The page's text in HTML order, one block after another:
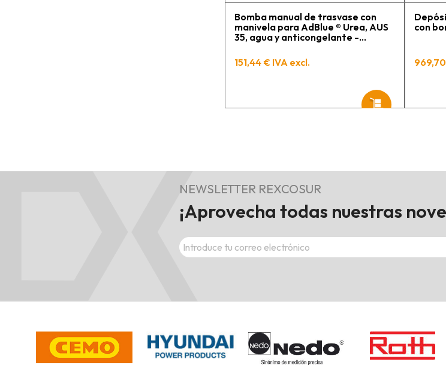
Bomba manual de trasvase con
manivela para AdBlue ® Urea, AUS
35, agua y anticongelante -
PIUSI
151,44 € IVA excl.
con
NEWSLETTER REXCOSUR
¡Aprovecha todas nuestras